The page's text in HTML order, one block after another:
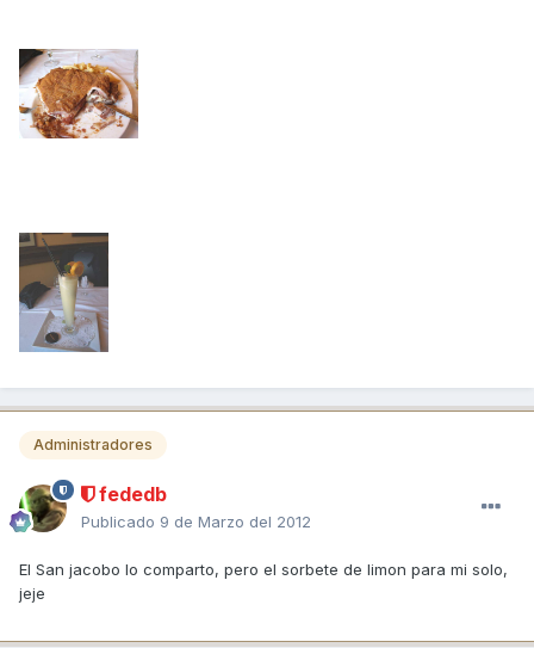
Administradores
fededb
Publicado 9 de Marzo del 2012
El San jacobo lo comparto, pero el sorbete de limon para mi solo,
jeje